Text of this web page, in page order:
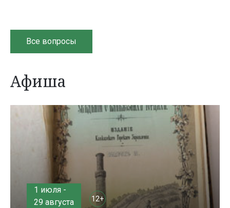
Все вопросы
Афиша
1 июля -
29 августа
12+